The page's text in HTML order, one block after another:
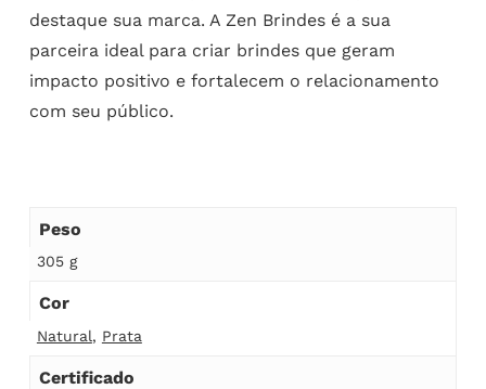
destaque sua marca. A Zen Brindes é a sua
parceira ideal para criar brindes que geram
impacto positivo e fortalecem o relacionamento
com seu público.
Peso
305 g
Cor
Natural, Prata
Certificado